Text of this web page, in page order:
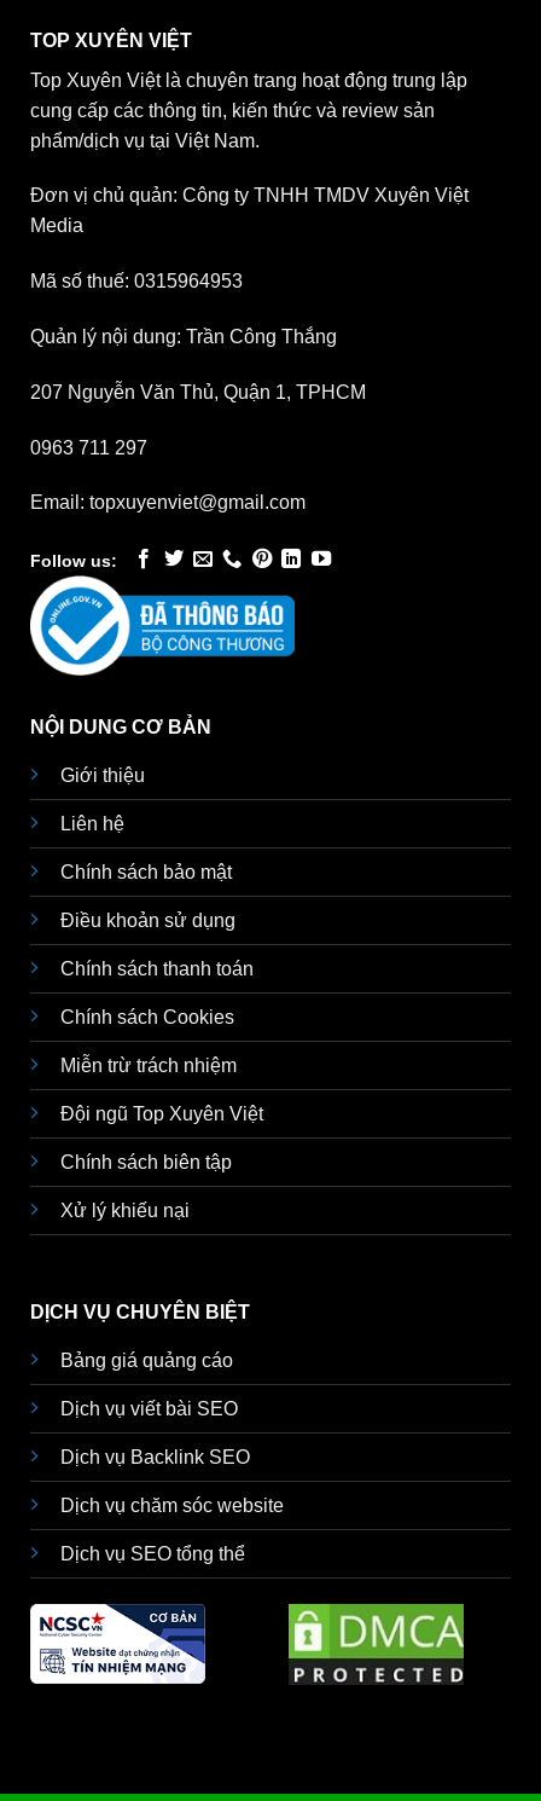
TOP XUYÊN VIỆT
Top Xuyên Việt là chuyên trang hoạt động trung lập
cung cấp các thông tin, kiến thức và review sản
phẩm/dịch vụ tại Việt Nam.
Đơn vị chủ quản: Công ty TNHH TMDV Xuyên Việt
Media
Mã số thuế: 0315964953
Quản lý nội dung: Trần Công Thắng
207 Nguyễn Văn Thủ, Quận 1, TPHCM
0963 711 297
Email: topxuyenviet@gmail.com
Follow us:
NỘI DUNG CƠ BẢN
Giới thiệu
Liên hệ
Chính sách bảo mật
Điều khoản sử dụng
Chính sách thanh toán
Chính sách Cookies
Miễn trừ trách nhiệm
Đội ngũ Top Xuyên Việt
Chính sách biên tập
Xử lý khiếu nại
DỊCH VỤ CHUYÊN BIỆT
Bảng giá quảng cáo
Dịch vụ viết bài SEO
Dịch vụ Backlink SEO
Dịch vụ chăm sóc website
Dịch vụ SEO tổng thể